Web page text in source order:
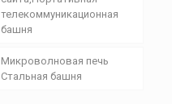
телекоммуникационная
башня
Микроволновая печь
Стальная башня